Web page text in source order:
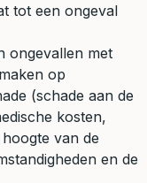
tot een ongeval
ongevallen met
op
(schade aan de
kosten,
van de
en de